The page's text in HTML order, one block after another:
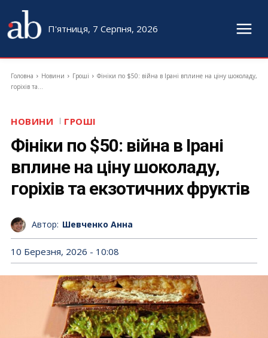
П'ятниця, 7 Серпня, 2026
Головна Новини Гроші
Фініки по $50: війна в Ірані вплине на ціну шоколаду,
горіхів та...
НОВИНИ ГРОШІ
Фініки по $50: війна в Ірані
вплине на ціну шоколаду,
горіхів та екзотичних фруктів
Автор: Шевченко Анна
10 Березня, 2026 - 10:08